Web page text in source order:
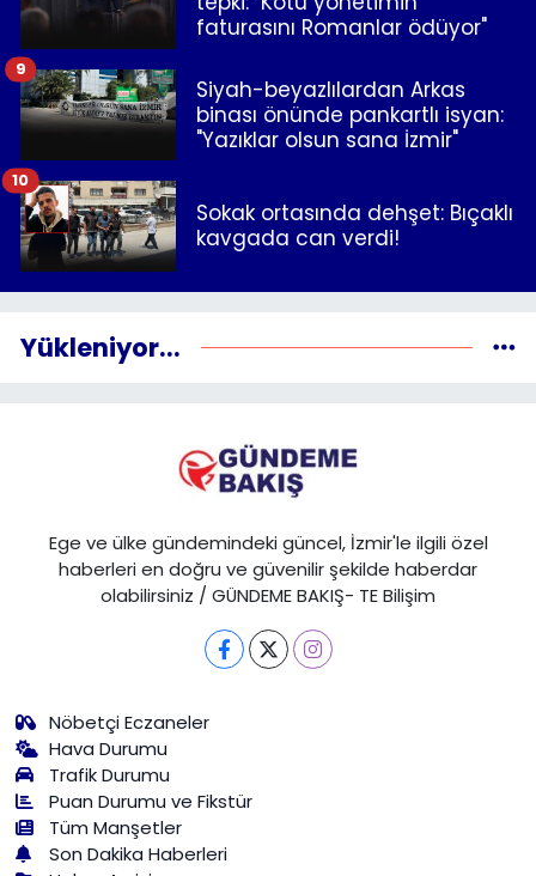
faturasını Romanlar ödüyor"
Siyah-beyazlılardan Arkas
binası önünde pankartlı isyan:
"Yazıklar olsun sana İzmir"
9
Sokak ortasında dehşet: Bıçaklı
kavgada can verdi!
10
Yükleniyor...
Ege ve ülke gündemindeki güncel, İzmir'le ilgili özel
haberleri en doğru ve güvenilir şekilde haberdar
olabilirsiniz / GÜNDEME BAKIŞ- TE Bilişim
Nöbetçi Eczaneler
Hava Durumu
Trafik Durumu
Puan Durumu ve Fikstür
Tüm Manşetler
Son Dakika Haberleri